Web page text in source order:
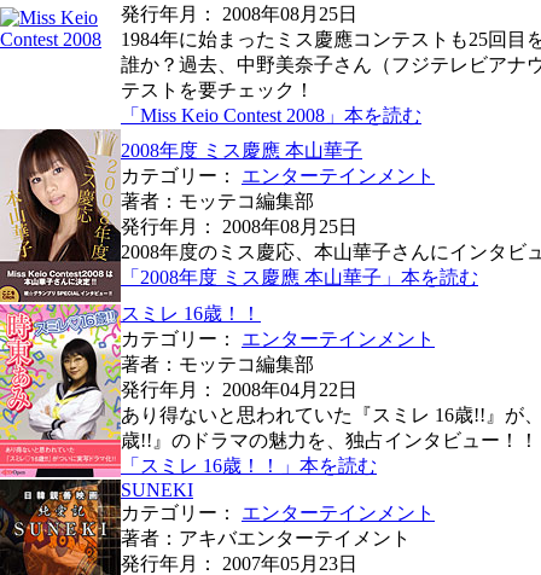
発行年月： 2008年08月25日
1984年に始まったミス慶應コンテストも25回
誰か？過去、中野美奈子さん（フジテレビアナ
テストを要チェック！
「Miss Keio Contest 2008」本を読む
2008年度 ミス慶應 本山華子
カテゴリー： エンターテインメント
著者：モッテコ編集部
発行年月： 2008年08月25日
2008年度のミス慶応、本山華子さんにインタビ
「2008年度 ミス慶應 本山華子」本を読む
スミレ 16歳！！
カテゴリー： エンターテインメント
著者：モッテコ編集部
発行年月： 2008年04月22日
あり得ないと思われていた『スミレ 16歳!!』が
歳!!』のドラマの魅力を、独占インタビュー！！
「スミレ 16歳！！」本を読む
SUNEKI
カテゴリー： エンターテインメント
著者：アキバエンターテイメント
発行年月： 2007年05月23日